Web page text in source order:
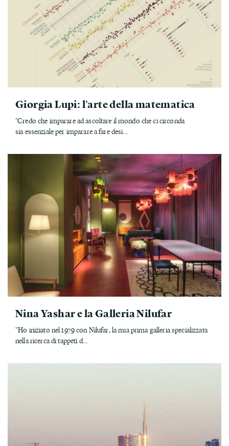
Giorgia Lupi: l'arte della matematica
"Credo che imparare ad ascoltare il mondo che ci circonda
sia essenziale per imparare a fare desi...
Nina Yashar e la Galleria Nilufar
"Ho iniziato nel 1979 con Nilufar, la mia prima galleria specializzata
nella ricerca di tappeti d...